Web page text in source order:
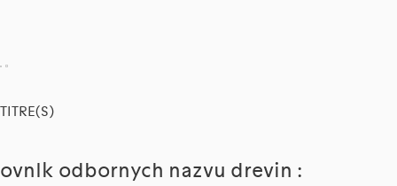
TITRE(S)
odbornych nazvu drevin :